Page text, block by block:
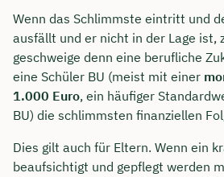
Wenn das Schlimmste eintritt und
ausfällt und er nicht in der Lage ist,
geschweige denn eine berufliche
eine Schüler BU (meist mit einer
1.000 Euro, ein häufiger
BU) die schlimmsten finanziellen
Dies gilt auch für Eltern. Wenn ein
beaufsichtigt und gepflegt werden